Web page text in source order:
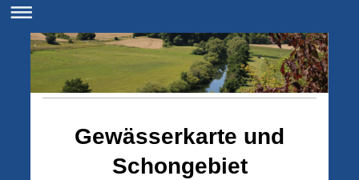
Gewässerkarte und
Schongebiet